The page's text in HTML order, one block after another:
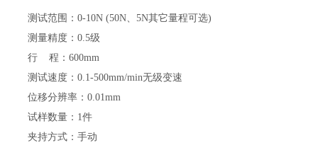
测试范围：0-10N (50N、5N其它量程可选)
测量精度：0.5级
行
程：600mm
测试速度：0.1-500mm/min无级变速
位移分辨率 ：0.01mm
试样数量： 1件
夹持方式 ：手动